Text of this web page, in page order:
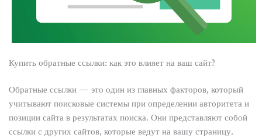
Купить обратные ссылки: как это влияет на ваш сайт?
Обратные ссылки — это один из главных факторов, который
учитывают поисковые системы при определении авторитета и
позиции сайта в результатах поиска. Они представляют собой
ссылки с других сайтов, которые ведут на вашу страницу.